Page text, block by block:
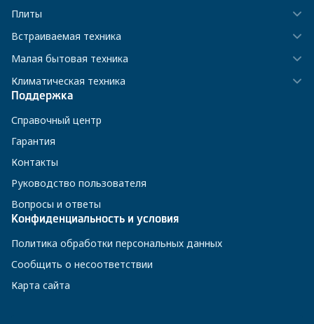
Плиты
Встраиваемая техника
Малая бытовая техника
Климатическая техника
Поддержка
Справочный центр
Гарантия
Контакты
Руководство пользователя
Вопросы и ответы
Конфиденциальность и условия
Политика обработки персональных данных
Сообщить о несоответствии
Карта сайта